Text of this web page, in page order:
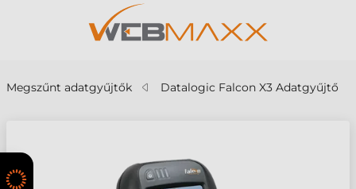
Megszűnt adatgyűjtők Datalogic Falcon X3 Adatgyűjtő